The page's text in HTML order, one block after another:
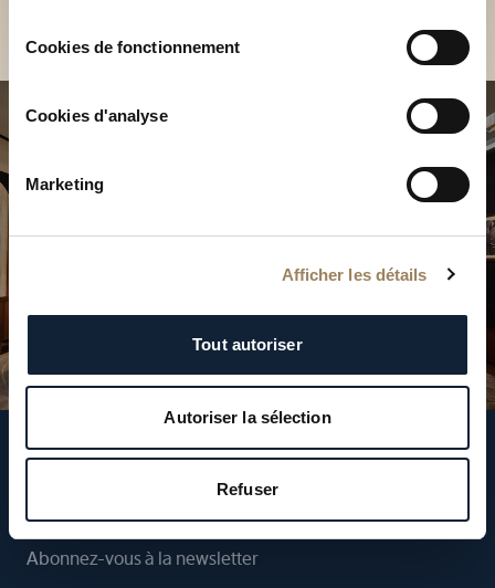
Cookies de fonctionnement
Cookies d'analyse
Marketing
Afficher les détails
Tout autoriser
Autoriser la sélection
Refuser
Suivez-nous
Abonnez-vous à la newsletter